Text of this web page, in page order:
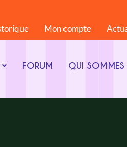
Mon compte
FORUM QUI SOMMES